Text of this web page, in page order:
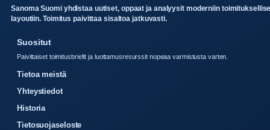
Sanoma Suomi yhdistaa uutiset, oppaat ja analyysit moderniin
layoutiin. Toimitus paivittaa sisaltoa jatkuvasti.
Suositut
Paivittaiset toimitusbriefit ja luottamusresurssit nopeaa varmistusta varten.
Tietoa meistä
Yhteystiedot
Historia
Tietosuojaseloste